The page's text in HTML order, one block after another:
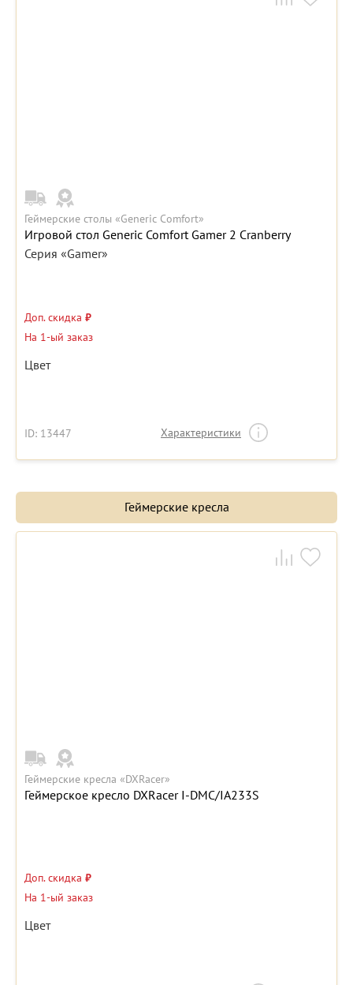
Геймерские столы «Generic Comfort»
Игровой стол Generic Comfort Gamer 2 Cranberry
Серия «Gamer»
Доп. скидка ₽
На 1-ый заказ
Цвет
ID: 13447 Характеристики
Геймерские кресла
Геймерские кресла «DXRacer»
Геймерское кресло DXRacer I-DMC/IA233S
Доп. скидка ₽
На 1-ый заказ
Цвет